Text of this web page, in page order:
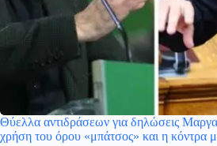
Θύελλα αντιδράσεων για δηλώσεις
χρήση του όρου «μπάτσος» και η κόντρα